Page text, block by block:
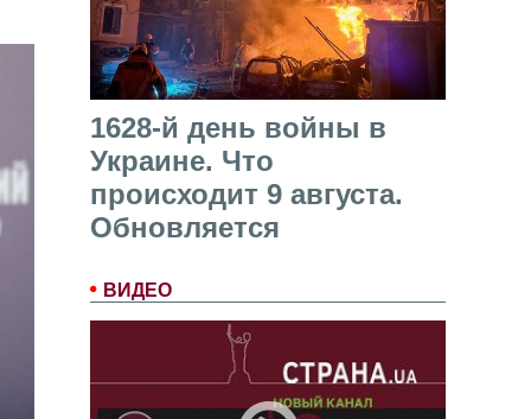
1628-й день войны в
Украине. Что
происходит 9 августа.
Обновляется
ВИДЕО